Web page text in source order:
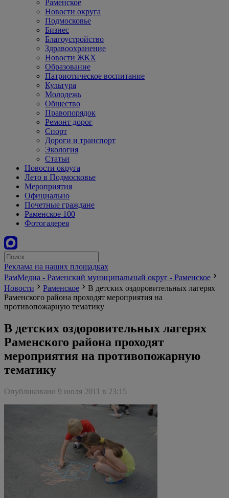
Раменское
Новости округа
Подмосковье
Бизнес
Благоустройство
Здравоохранение
Новости ЖКХ
Образование
Патриотическое воспитание
Культура
Молодежь
Общество
Правопорядок
Ремонт дорог
Спорт
Дороги и транспорт
Экология
Статьи
Новости округа
Лето в Подмосковье
Мероприятия
Официально
Почетные граждане
Раменское 100
Фотогалерея
Реклама на наших площадках
РамМедиа - Раменский муниципальный округ - Раменское
Новости
Раменское
В детских оздоровительных лагерях
Раменского района проходят мероприятия на
противопожарную тематику
В детских оздоровительных лагерях
Раменского района проходят
мероприятия на противопожарную
тематику
Опубликовано 9 июля 2011 в 23:15